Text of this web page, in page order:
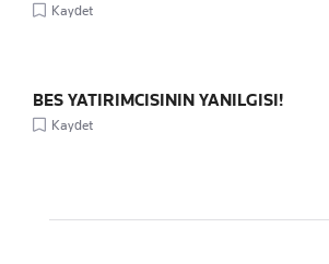
Kaydet
BES YATIRIMCISININ YANILGISI!
Kaydet